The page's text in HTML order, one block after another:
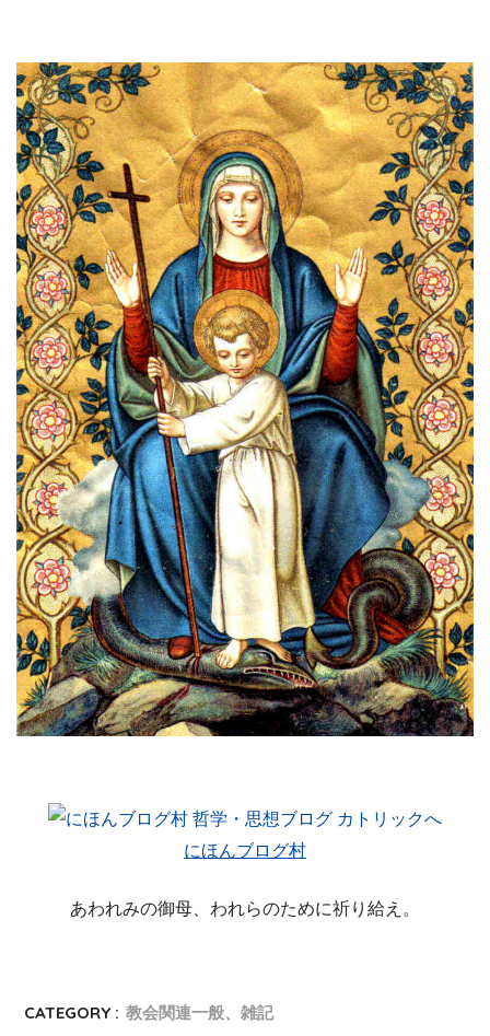
欧州 ファイザー製新型コロナワクチン 心疾患の有害事象報告
（出典：EudraVigilance）（画像クリック/タップで拡大）
にほんブログ村
あわれみの御母、われらのために祈り給え。
CATEGORY : 教会関連一般、雑記